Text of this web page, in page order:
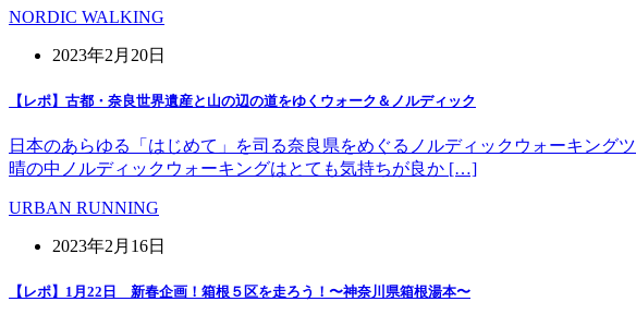
NORDIC WALKING
2023年2月20日
【レポ】古都・奈良世界遺産と山の辺の道をゆくウォーク＆ノルディック
日本のあらゆる「はじめて」を司る奈良県をめぐるノルディックウォーキン
晴の中ノルディックウォーキングはとても気持ちが良か […]
URBAN RUNNING
2023年2月16日
【レポ】1月22日 新春企画！箱根５区を走ろう！〜神奈川県箱根湯本〜